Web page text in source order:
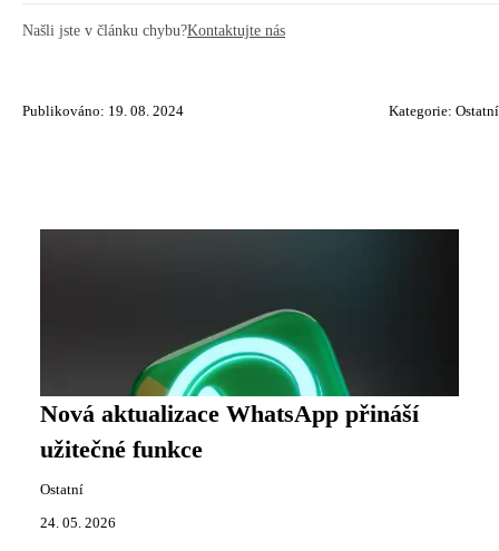
Našli jste v článku chybu?Kontaktujte nás
Publikováno: 19. 08. 2024 Kategorie: Ostatní
Nová aktualizace WhatsApp přináší
užitečné funkce
Ostatní
24. 05. 2026